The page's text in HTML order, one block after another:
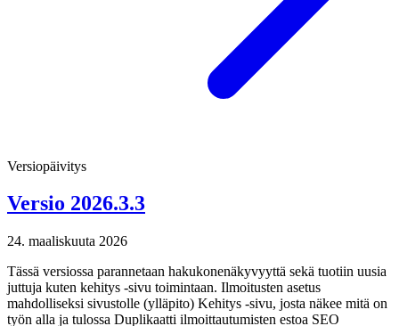
Versiopäivitys
Versio 2026.3.3
24. maaliskuuta 2026
Tässä versiossa parannetaan hakukonenäkyvyyttä sekä tuotiin uusia
juttuja kuten kehitys -sivu toimintaan. Ilmoitusten asetus
mahdolliseksi sivustolle (ylläpito) Kehitys -sivu, josta näkee mitä on
työn alla ja tulossa Duplikaatti ilmoittautumisten estoa SEO